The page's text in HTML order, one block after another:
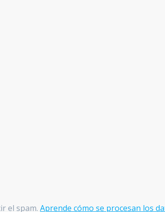
el spam.Aprende cómo se procesan los